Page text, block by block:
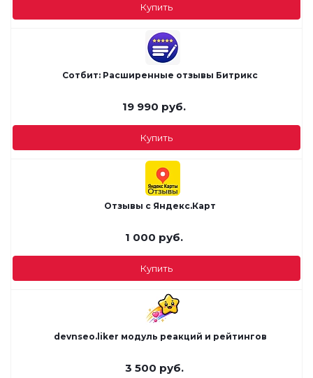
Купить
Сотбит: Расширенные отзывы Битрикс
19 990 руб.
Купить
Отзывы с Яндекс.Карт
1 000 руб.
Купить
devnseo.liker модуль реакций и рейтингов
3 500 руб.